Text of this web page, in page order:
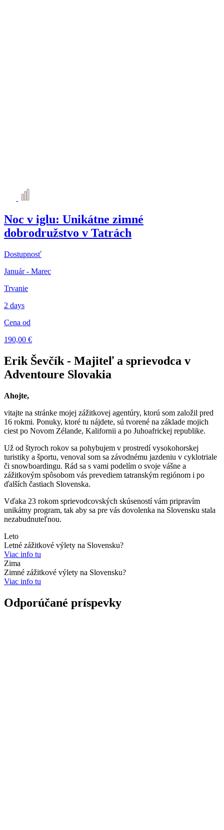
Noc v iglu: Unikátne zimné
dobrodružstvo v Tatrách
Dostupnosť
Január - Marec
Trvanie
2 days
Cena od
190,00 €
Erik Ševčík - Majiteľ a sprievodca v
Adventoure Slovakia
Ahojte,
vitajte na stránke mojej zážitkovej agentúry, ktorú som založil pred
16 rokmi. Ponuky, ktoré tu nájdete, sú tvorené na základe mojich
ciest po Novom Zélande, Kalifornii a po Juhoafrickej republike.
Už od štyroch rokov sa pohybujem v prostredí vysokohorskej
turistiky a športu, venoval som sa závodnému jazdeniu v cyklotriale
či snowboardingu. Rád sa s vami podelím o svoje vášne a
zážitkovým spôsobom vás prevediem tatranským regiónom i po
ďalších častiach Slovenska.
Vďaka 23 rokom sprievodcovských skúseností vám pripravím
unikátny program, tak aby sa pre vás dovolenka na Slovensku stala
nezabudnuteľnou.
Leto
Letné zážitkové výlety na Slovensku?
Viac info tu
Zima
Zimné zážitkové výlety na Slovensku?
Viac info tu
Odporúčané príspevky